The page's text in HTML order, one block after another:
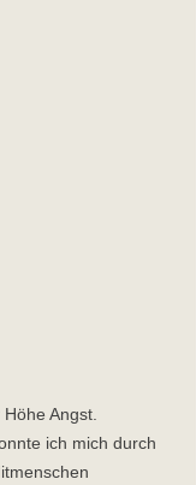
Angst.
ich mich durch